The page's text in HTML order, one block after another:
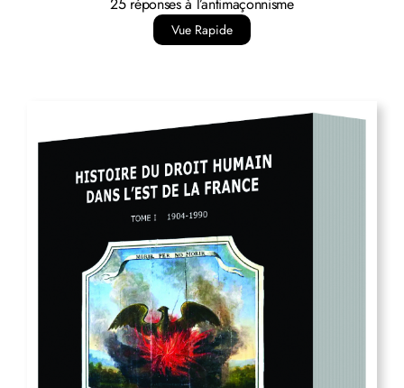
25 réponses à l’antimaçonnisme
Vue Rapide